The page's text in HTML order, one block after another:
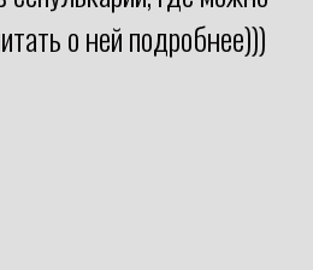
о ней подробнее)))